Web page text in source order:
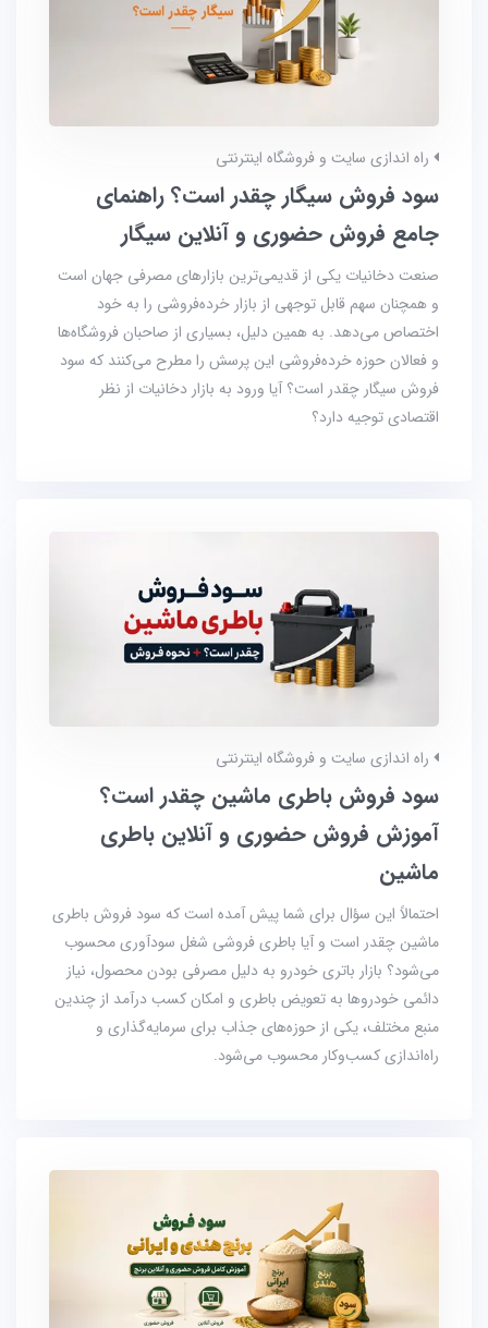
راه اندازی سایت و فروشگاه اینترنتی
سود فروش سیگار چقدر است؟ راهنمای
جامع فروش حضوری و آنلاین سیگار
صنعت دخانیات یکی از قدیمی‌ترین بازارهای مصرفی جهان است
و همچنان سهم قابل توجهی از بازار خرده‌فروشی را به خود
اختصاص می‌دهد. به همین دلیل، بسیاری از صاحبان فروشگاه‌ها
و فعالان حوزه خرده‌فروشی این پرسش را مطرح می‌کنند که سود
فروش سیگار چقدر است؟ آیا ورود به بازار دخانیات از نظر
اقتصادی توجیه دارد؟
راه اندازی سایت و فروشگاه اینترنتی
سود فروش باطری ماشین چقدر است؟
آموزش فروش حضوری و آنلاین باطری
ماشین
احتمالاً این سؤال برای شما پیش آمده است که سود فروش باطری
ماشین چقدر است و آیا باطری فروشی شغل سودآوری محسوب
می‌شود؟ بازار باتری خودرو به دلیل مصرفی بودن محصول، نیاز
دائمی خودروها به تعویض باطری و امکان کسب درآمد از چندین
منبع مختلف، یکی از حوزه‌های جذاب برای سرمایه‌گذاری و
راه‌اندازی کسب‌وکار محسوب می‌شود.